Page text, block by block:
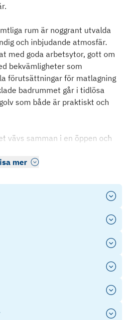
rum är noggrant utvalda
och inbjudande atmosfär.
med goda arbetsytor, gott om
bekvämligheter som
förutsättningar för matlagning
badrummet går i tidlösa
som både är praktiskt och
vävs samman i en öppen och
mer